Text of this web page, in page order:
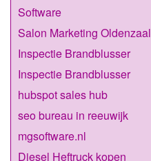
Software
Salon Marketing Oldenzaal
Inspectie Brandblusser
Inspectie Brandblusser
hubspot sales hub
seo bureau in reeuwijk
mgsoftware.nl
Diesel Heftruck kopen